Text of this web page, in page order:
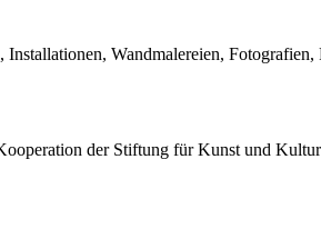
Installationen, Wandmalereien,
der Stiftung für Kunst und